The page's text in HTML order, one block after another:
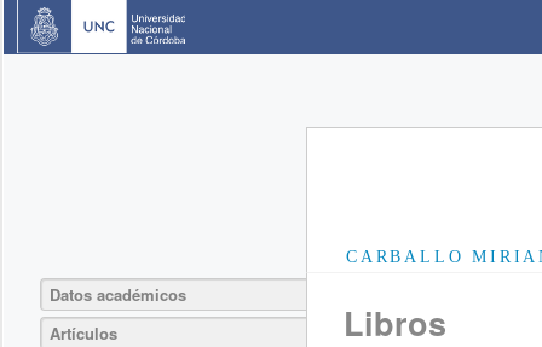
CARBALLO
Datos académicos
Artículos
Libros